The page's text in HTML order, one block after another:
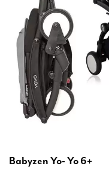
Babyzen Yo- Yo 6+